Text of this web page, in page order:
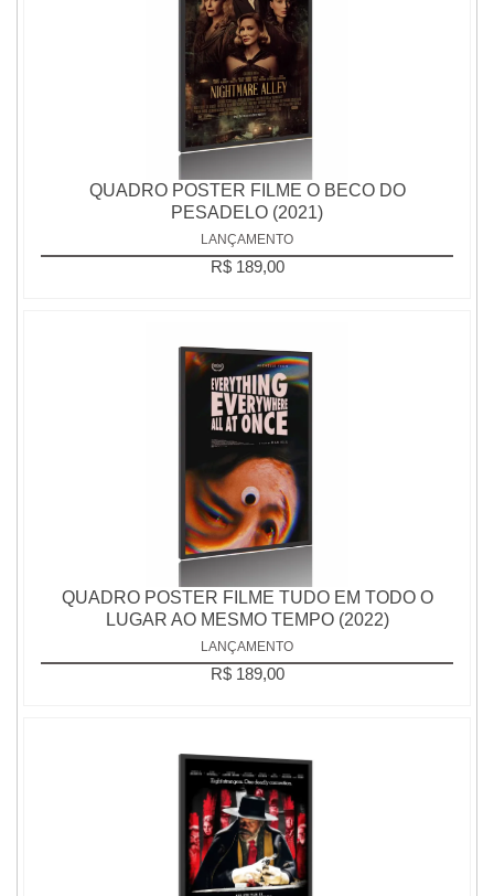
QUADRO POSTER FILME O BECO DO
PESADELO (2021)
LANÇAMENTO
R$ 189,00
QUADRO POSTER FILME TUDO EM TODO O
LUGAR AO MESMO TEMPO (2022)
LANÇAMENTO
R$ 189,00